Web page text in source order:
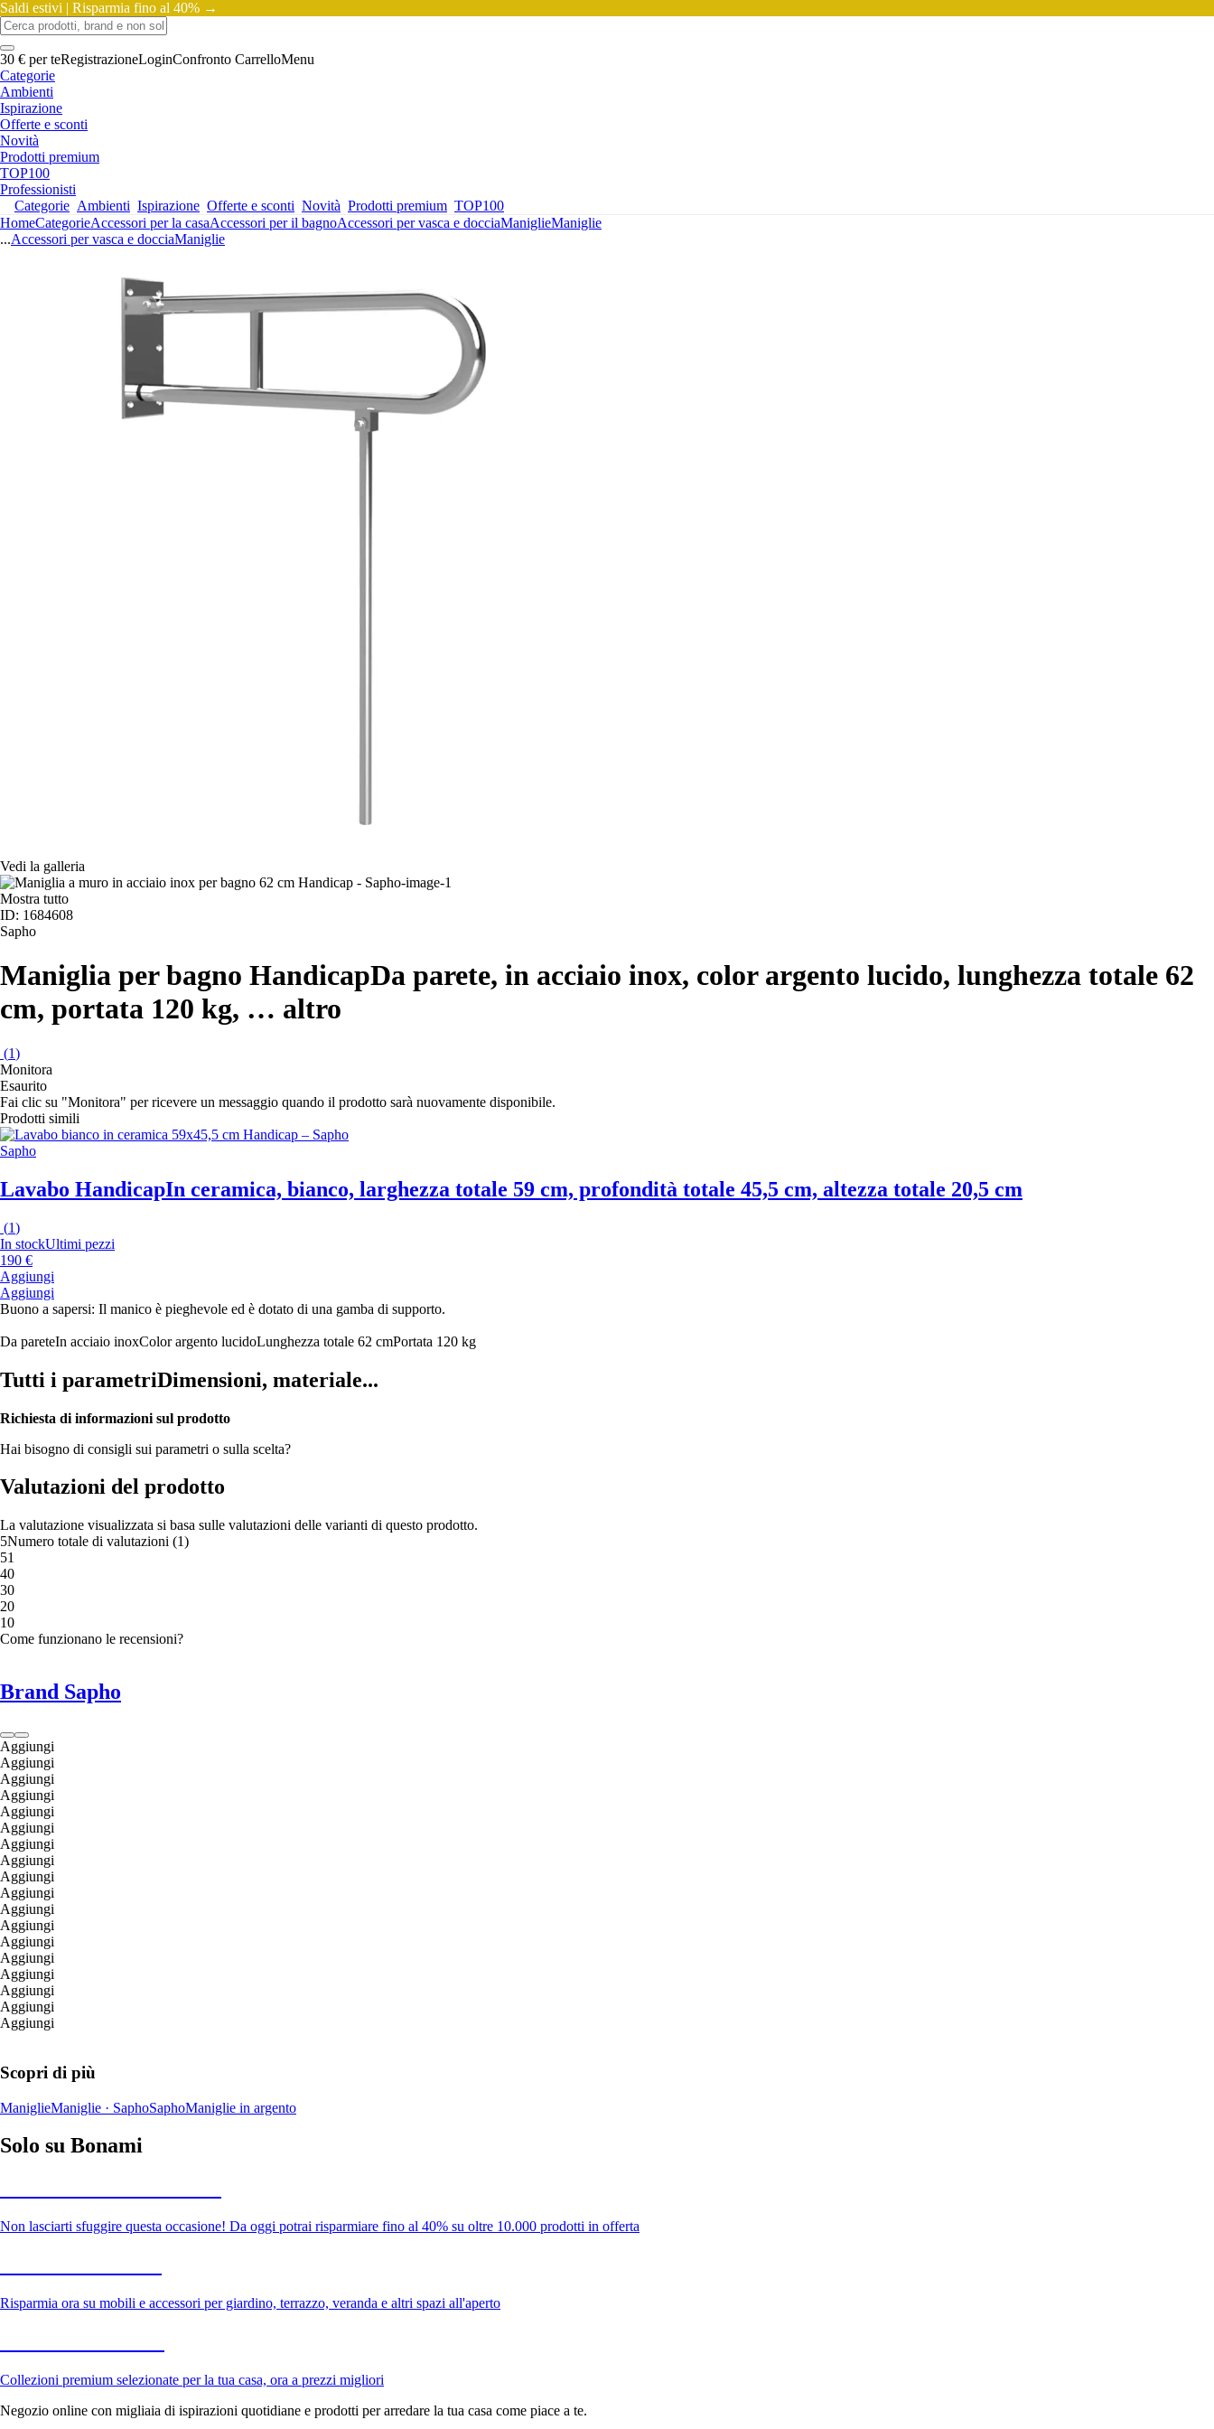
Saldi estivi | Risparmia fino al 40% →
30 € per teRegistrazioneLoginConfronto CarrelloMenu
Categorie
Ambienti
Ispirazione
Offerte e sconti
Novità
Prodotti premium
TOP100
Professionisti
Categorie Ambienti Ispirazione Offerte e sconti Novità Prodotti premium TOP100
HomeCategorieAccessori per la casaAccessori per il bagnoAccessori per vasca e docciaManiglieManiglie
...Accessori per vasca e docciaManiglie
Vedi la galleria
Mostra tutto
ID: 1684608
Sapho
Maniglia per bagno HandicapDa parete, in acciaio inox, color argento lucido, lunghezza totale 62
cm, portata 120 kg, … altro
(1)
Monitora
Esaurito
Fai clic su "Monitora" per ricevere un messaggio quando il prodotto sarà nuovamente disponibile.
Prodotti simili
Sapho
Lavabo HandicapIn ceramica, bianco, larghezza totale 59 cm, profondità totale 45,5 cm, altezza totale 20,5 cm
(1)
In stockUltimi pezzi
190 €
Aggiungi
Aggiungi
Buono a sapersi: Il manico è pieghevole ed è dotato di una gamba di supporto.
Da pareteIn acciaio inoxColor argento lucidoLunghezza totale 62 cmPortata 120 kg
Tutti i parametriDimensioni, materiale...
Richiesta di informazioni sul prodotto
Hai bisogno di consigli sui parametri o sulla scelta?
Valutazioni del prodotto
La valutazione visualizzata si basa sulle valutazioni delle varianti di questo prodotto.
5Numero totale di valutazioni (1)
51
40
30
20
10
Come funzionano le recensioni?
Brand Sapho
Aggiungi
Aggiungi
Aggiungi
Aggiungi
Aggiungi
Aggiungi
Aggiungi
Aggiungi
Aggiungi
Aggiungi
Aggiungi
Aggiungi
Aggiungi
Aggiungi
Aggiungi
Aggiungi
Aggiungi
Aggiungi
Scopri di più
ManiglieManiglie · SaphoSaphoManiglie in argento
Solo su Bonami
Non lasciarti sfuggire questa occasione! Da oggi potrai risparmiare fino al 40% su oltre 10.000 prodotti in offerta
Risparmia ora su mobili e accessori per giardino, terrazzo, veranda e altri spazi all'aperto
Collezioni premium selezionate per la tua casa, ora a prezzi migliori
Negozio online con migliaia di ispirazioni quotidiane e prodotti per arredare la tua casa come piace a te.